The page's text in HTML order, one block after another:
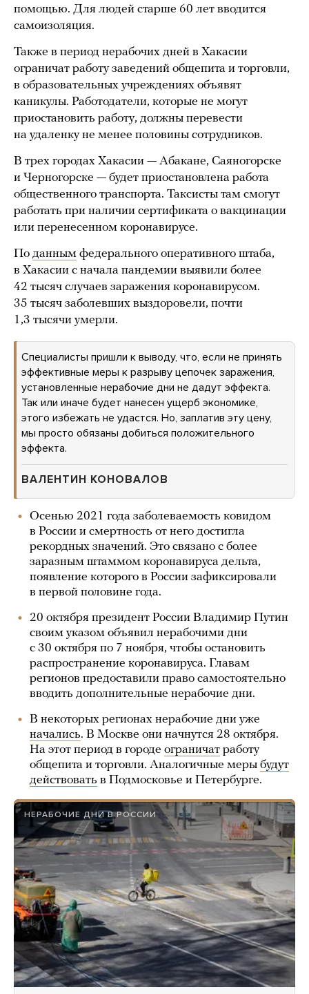
помощью. Для людей старше 60 лет вводится
самоизоляция.
Также в период нерабочих дней в Хакасии
ограничат работу заведений общепита и торговли,
в образовательных учреждениях объявят
каникулы. Работодатели, которые не могут
приостановить работу, должны перевести
на удаленку не менее половины сотрудников.
В трех городах Хакасии — Абакане, Саяногорске
и Черногорске — будет приостановлена работа
общественного транспорта. Таксисты там смогут
работать при наличии сертификата о вакцинации
или перенесенном коронавирусе.
По данным федерального оперативного штаба,
в Хакасии с начала пандемии выявили более
42 тысяч случаев заражения коронавирусом.
35 тысяч заболевших выздоровели, почти
1,3 тысячи умерли.
Специалисты пришли к выводу, что, если не принять
эффективные меры к разрыву цепочек заражения,
установленные нерабочие дни не дадут эффекта.
Так или иначе будет нанесен ущерб экономике,
этого избежать не удастся. Но, заплатив эту цену,
мы просто обязаны добиться положительного
эффекта.
ВАЛЕНТИН КОНОВАЛОВ
Осенью 2021 года заболеваемость ковидом
в России и смертность от него достигла
рекордных значений. Это связано с более
заразным штаммом коронавируса дельта,
появление которого в России зафиксировали
в первой половине года.
20 октября президент России Владимир Путин
своим указом объявил нерабочими дни
с 30 октября по 7 ноября, чтобы остановить
распространение коронавируса. Главам
регионов предоставили право самостоятельно
вводить дополнительные нерабочие дни.
В некоторых регионах нерабочие дни уже
начались. В Москве они начнутся 28 октября.
На этот период в городе ограничат работу
общепита и торговли. Аналогичные меры будут
действовать в Подмосковье и Петербурге.
НЕРАБОЧИЕ ДНИ В РОССИИ